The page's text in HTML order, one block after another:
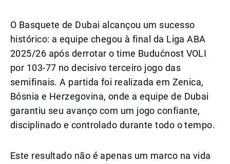
O Basquete de Dubai alcançou um sucesso
histórico: a equipe chegou à final da Liga ABA
2025/26 após derrotar o time Budućnost VOLI
por 103-77 no decisivo terceiro jogo das
semifinais. A partida foi realizada em Zenica,
Bósnia e Herzegovina, onde a equipe de Dubai
garantiu seu avanço com um jogo confiante,
disciplinado e controlado durante todo o tempo.
Este resultado não é apenas um marco na vida